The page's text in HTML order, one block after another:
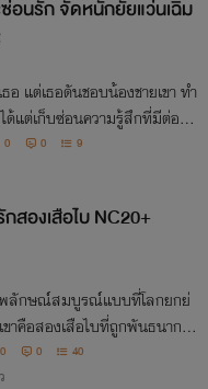
อนรัก จัดหนักยัยแว่นเฉิ่ม
ธอ แต่เธอดันชอบน้องชายเขา ทำ
ได้แต่เก็บซ่อนความรู้สึกที่มีต่อ
ว้ไม่ให้เธอรู้ แต่แล้วเมื่อเธอถูกน้
อก หนุ่มวิศวะเลยได้ทีรุกแบบจั
0 0 9
สองเสือไบ NC20+
พลักษณ์สมบูรณ์แบบที่โลกยกย่
าคือสองเสือไบที่ถูกพันธนาการ
0 0 40